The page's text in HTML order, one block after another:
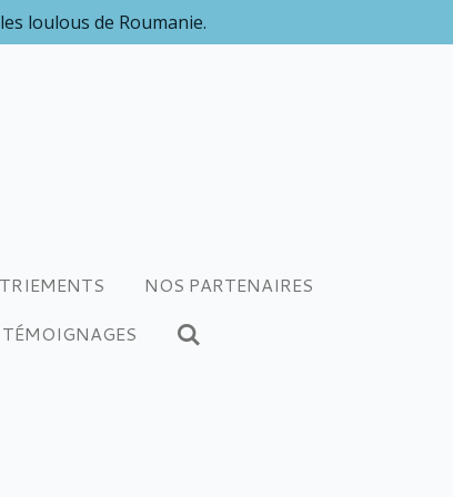
loulous de Roumanie.
NOS PARTENAIRES